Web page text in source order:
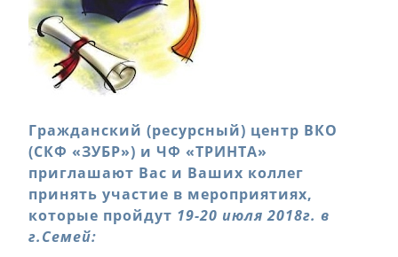
Гражданский (ресурсный) центр ВКО
(СКФ «ЗУБР») и ЧФ «ТРИНТА»
приглашают Вас и Ваших коллег
принять участие в мероприятиях,
которые пройдут 19-20 июля 2018г. в
г.Семей: